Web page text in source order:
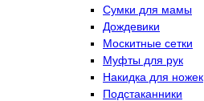
Сумки для мамы
Дождевики
Москитные сетки
Муфты для рук
Накидка для ножек
Подстаканники